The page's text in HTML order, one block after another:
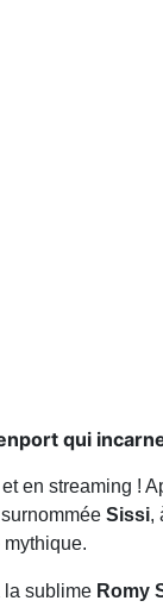
qui
en streaming !
Sissi,
la sublime Romy